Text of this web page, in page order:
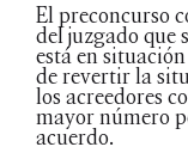
El preconcurso
del juzgado que
está en
de revertir la
los acreedores
mayor número
acuerdo.